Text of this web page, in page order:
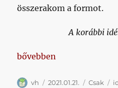
összerakom a formot.
A korábbi
„Hova érzitek idény
bővebben
Szerző
vh Közzétéve
2021.01.21. Csak